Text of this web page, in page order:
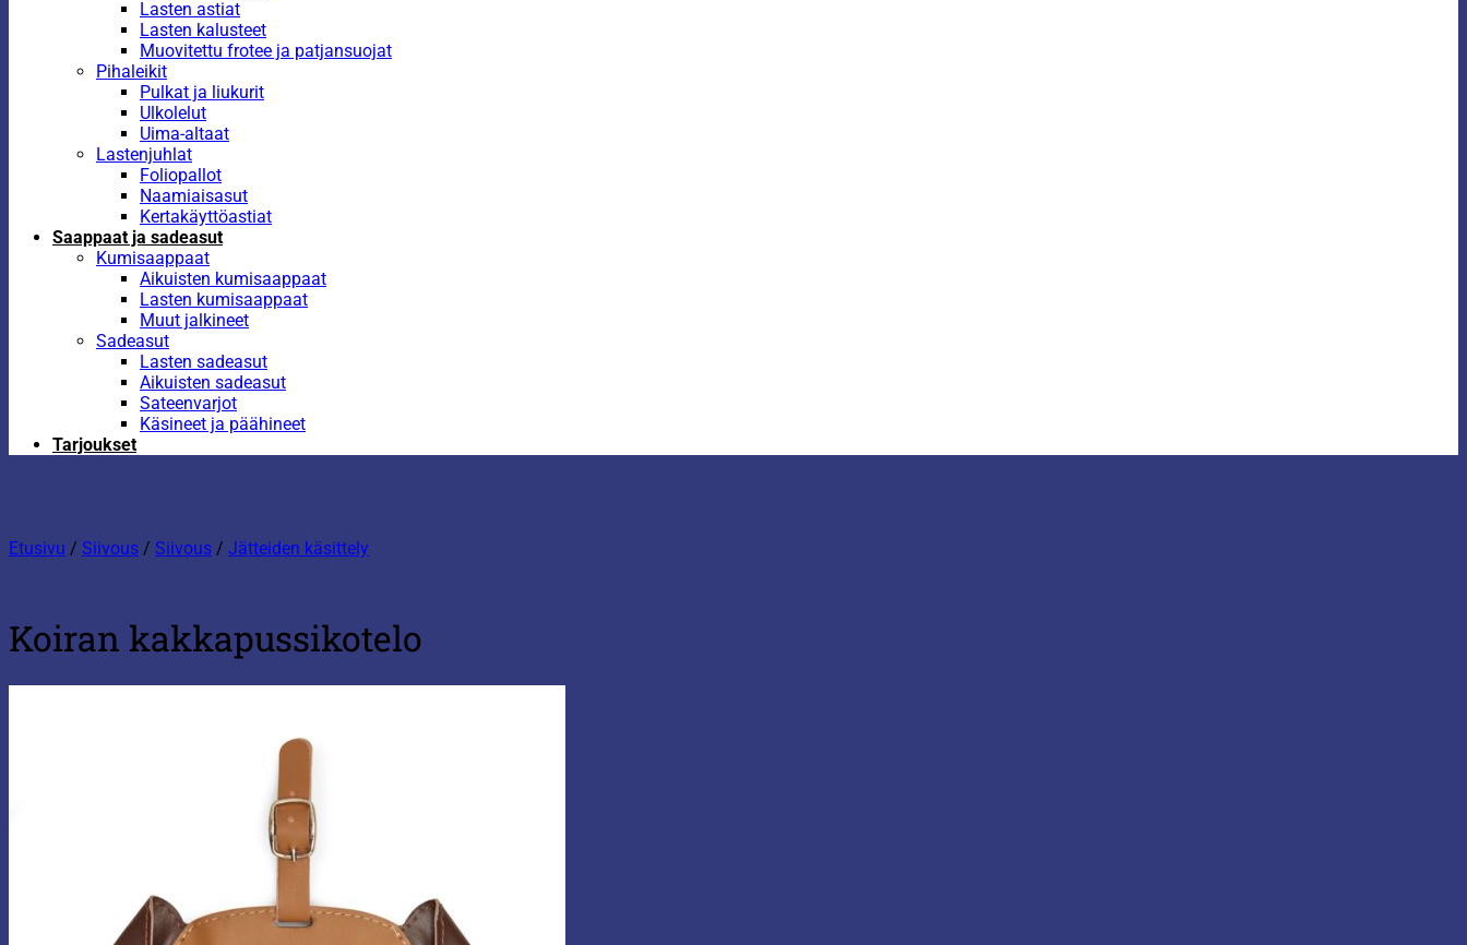
Lasten astiat
Lasten kalusteet
Muovitettu frotee ja patjansuojat
Pihaleikit
Pulkat ja liukurit
Ulkolelut
Uima-altaat
Lastenjuhlat
Foliopallot
Naamiaisasut
Kertakäyttöastiat
Saappaat ja sadeasut
Kumisaappaat
Aikuisten kumisaappaat
Lasten kumisaappaat
Muut jalkineet
Sadeasut
Lasten sadeasut
Aikuisten sadeasut
Sateenvarjot
Käsineet ja päähineet
Tarjoukset
Etusivu / Siivous / Siivous / Jätteiden käsittely
Koiran kakkapussikotelo